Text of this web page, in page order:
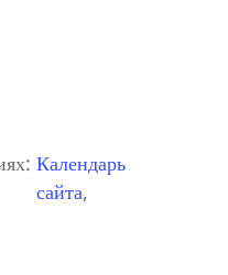
Календарь
сайта,